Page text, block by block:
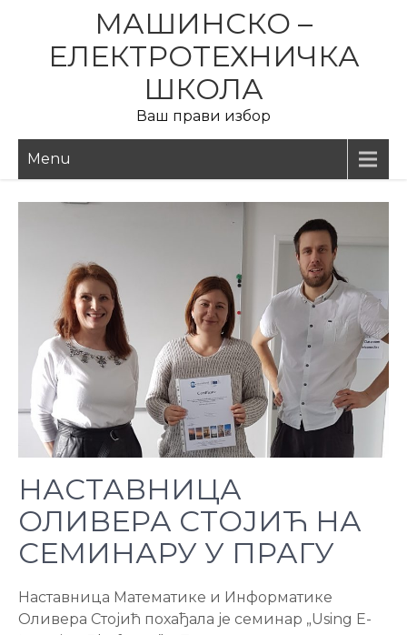
content
МАШИНСКО –
ЕЛЕКТРОТЕХНИЧКА
ШКОЛА
Ваш прави избор
Menu
НАСТАВНИЦА
ОЛИВЕРА СТОЈИЋ НА
СЕМИНАРУ У ПРАГУ
Наставница Математике и Информатике
Оливера Стојић похађала је семинар „Using E-